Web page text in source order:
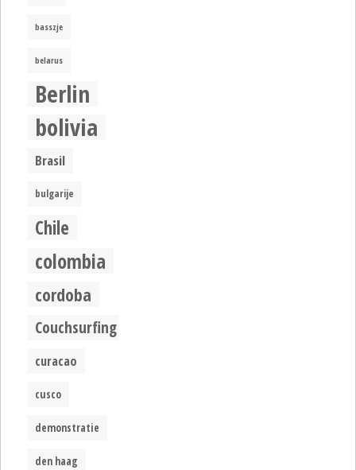
basszje
belarus
Berlin
bolivia
Brasil
bulgarije
Chile
colombia
cordoba
Couchsurfing
curacao
cusco
demonstratie
den haag